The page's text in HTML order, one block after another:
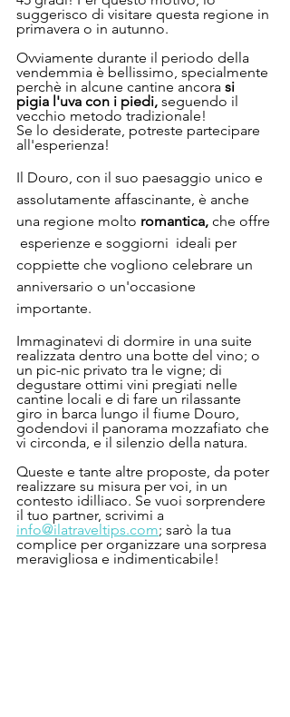
suggerisco di visitare questa regione in
primavera o in autunno.
Ovviamente durante il periodo della
vendemmia è bellissimo, specialmente
perchè in alcune cantine ancora si
pigia l'uva con i piedi, seguendo il
vecchio metodo tradizionale!
Se lo desiderate, potreste partecipare
all'esperienza!
Il Douro, con il suo paesaggio unico e
assolutamente affascinante, è anche
una regione molto romantica, che offre
esperienze e soggiorni  ideali per
coppiette che vogliono celebrare un
anniversario o un'occasione
importante.
Immaginatevi di dormire in una suite
realizzata dentro una botte del vino; o
un pic-nic privato tra le vigne; di
degustare ottimi vini pregiati nelle
cantine locali e di fare un rilassante
giro in barca lungo il fiume Douro,
godendovi il panorama mozzafiato che
vi circonda, e il silenzio della natura.
Queste e tante altre proposte, da poter
realizzare su misura per voi, in un
contesto idilliaco. Se vuoi sorprendere
il tuo partner, scrivimi a
info@ilatraveltips.com; sarò la tua
complice per organizzare una sorpresa
meravigliosa e indimenticabile!